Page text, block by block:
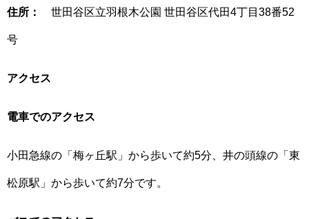
住所： 世田谷区立羽根木公園 世田谷区代田4丁目38番52
号
アクセス
電車でのアクセス
小田急線の「梅ヶ丘駅」から歩いて約5分、井の頭線の「東
松原駅」から歩いて約7分です。